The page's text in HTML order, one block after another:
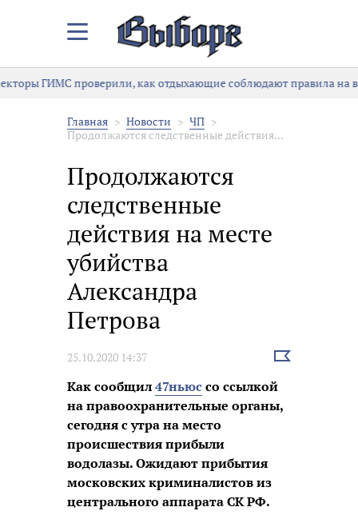
Закрыть/
меню
проверили, как отдыхающие соблюдают правила на воде
Главная Новости
ЧП
Продолжаются следственные действия...
Продолжаются
следственные
действия на месте
убийства
Александра
Петрова
25.10.2020 14:37
Выбрать
Как сообщил47ньюссо ссылкой
на правоохранительные органы,
сегодня с утра на место
происшествия прибыли
водолазы. Ожидают прибытия
московских криминалистов из
центрального аппарата СК РФ.